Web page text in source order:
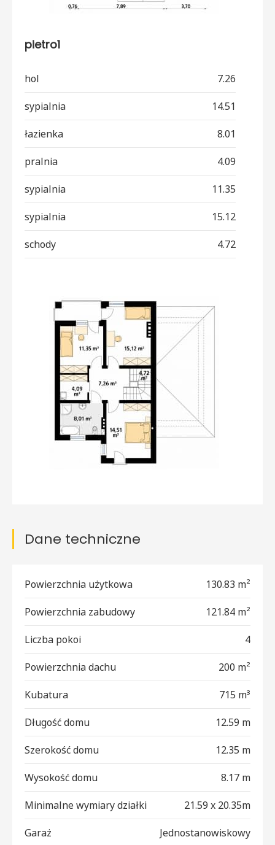
pietro1
hol 7.26
sypialnia 14.51
łazienka 8.01
pralnia 4.09
sypialnia 11.35
sypialnia 15.12
schody 4.72
Dane techniczne
Powierzchnia użytkowa 130.83 m²
Powierzchnia zabudowy 121.84 m²
Liczba pokoi 4
Powierzchnia dachu 200 m²
Kubatura 715 m³
Długość domu 12.59 m
Szerokość domu 12.35 m
Wysokość domu 8.17 m
Minimalne wymiary działki 21.59 x 20.35m
Garaż Jednostanowiskowy